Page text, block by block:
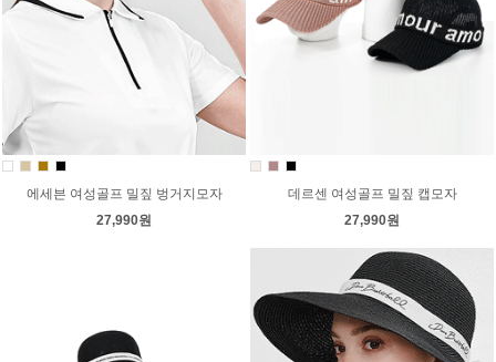
에세븐 여성골프 밀짚 벙거지모자
27,990원
데르센 여성골프 밀짚 캡모자
27,990원